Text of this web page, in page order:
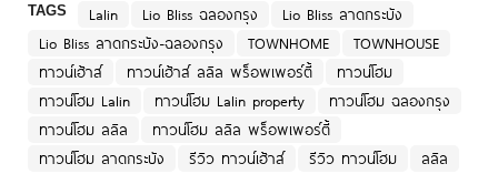
TAGS Lalin Lio Bliss ฉลองกรุง
Lio Bliss ลาดกระบัง
Lio Bliss ลาดกระบัง-ฉลองกรุง
TOWNHOME
TOWNHOUSE
ทาวน์เฮ้าส์
ทาวน์เฮ้าส์ ลลิล พร็อพเพอร์ตี้
ทาวน์โฮม
ทาวน์โฮม Lalin
ทาวน์โฮม Lalin property
ทาวน์โฮม ฉลองกรุง
ทาวน์โฮม ลลิล
ทาวน์โฮม ลลิล พร็อพเพอร์ตี้
ทาวน์โฮม ลาดกระบัง
รีวิว ทาวน์เฮ้าส์ รีวิว ทาวน์โฮม
ลลิล